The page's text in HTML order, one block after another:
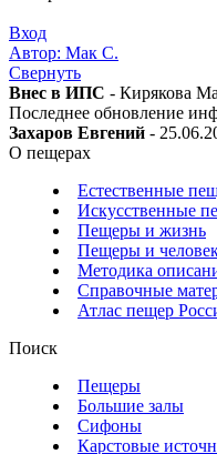
Вход
Автор: Мак С.
Свернуть
Внес в ИПС - Кирякова
Последнее обновление
Захаров Евгений -
О пещерах
Естественные
Искусственные
Пещеры и жизнь
Пещеры и
Методика
Справочные
Атлас пещер
Поиск
Пещеры
Большие залы
Сифоны
Карстовые